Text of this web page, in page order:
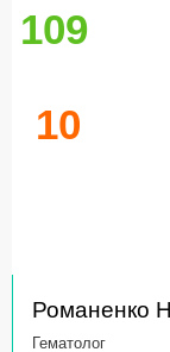
109
10
Романенко
Гематолог